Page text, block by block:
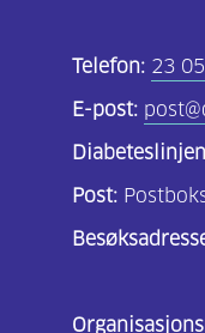
Telefon: 23
E-post:
Post: